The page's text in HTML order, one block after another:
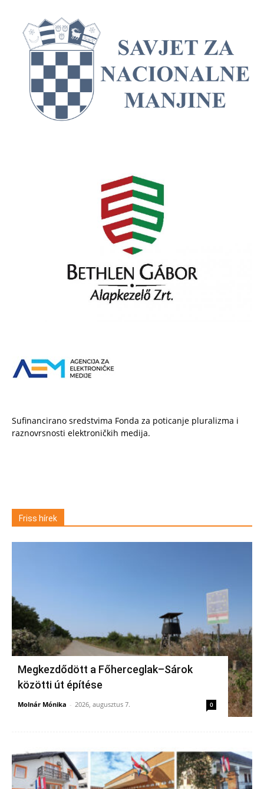
Sufinancirano sredstvima Fonda za poticanje pluralizma i
raznovrsnosti elektroničkih medija.
Friss hírek
Megkezdődött a Főherceglak–Sárok
közötti út építése
Molnár Mónika - 2026, augusztus 7. 0